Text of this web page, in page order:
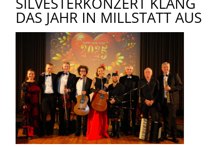
DAS JAHR IN MILLSTATT AUS